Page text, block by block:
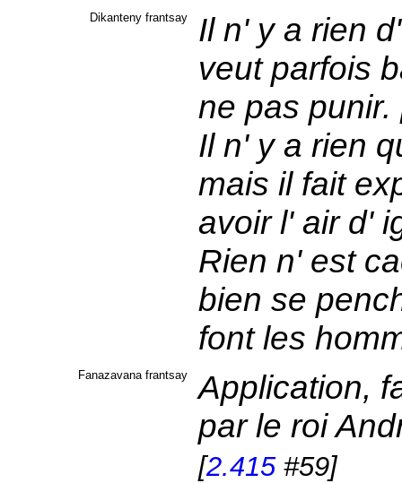
Dikanteny frantsay
Il n' y a rien
veut parfois
ne pas punir.
Il n' y a rien
mais il fait
avoir l' air d'
Rien n' est
bien se
font les
Fanazavana frantsay
Application,
par le roi
[2.415#59]